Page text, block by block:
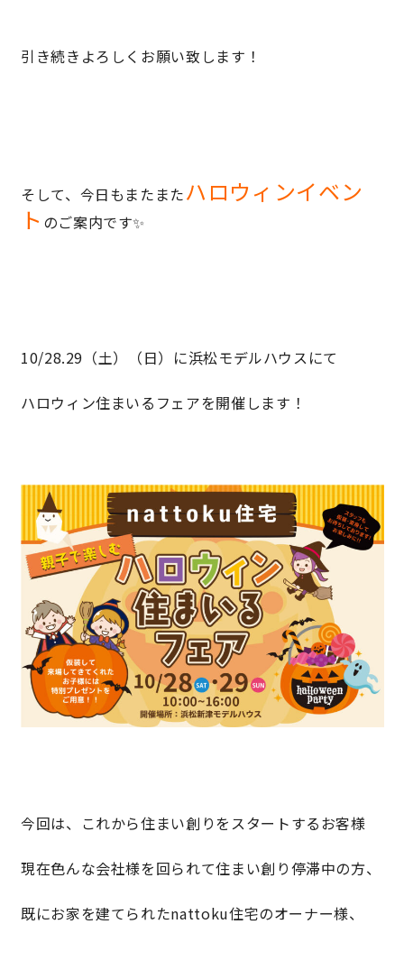
100年点検住宅
ラインナップ
Groovin’
nattoku住宅25周年記念モデル
Glass Arts
Blue Style
キママプラス
スタッフブログ
施工事例 お客さまの声
お知らせ 土地情報
引き続きよろしくお願い致します！
そして、今日もまたまたハロウィンイベン
ト のご案内です✨
10/28.29（土）（日）に浜松モデルハウスにて
ハロウィン住まいるフェアを開催します！
今回は、これから住まい創りをスタートするお客様
現在色んな会社様を回られて住まい創り停滞中の方、
既にお家を建てられたnattoku住宅のオーナー様、